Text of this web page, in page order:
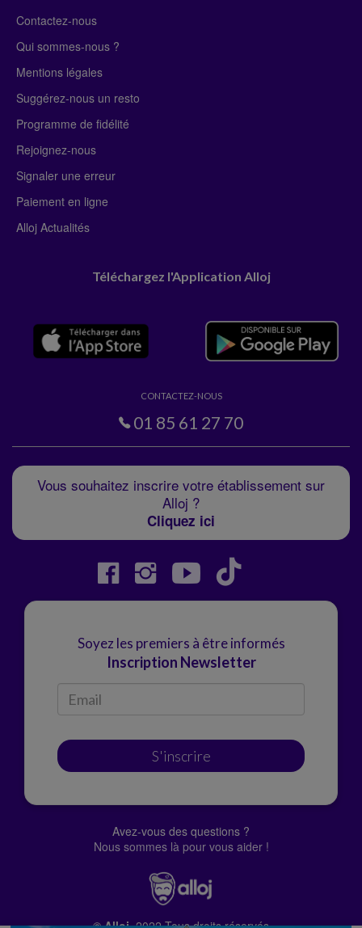
Contactez-nous
Qui sommes-nous ?
Mentions légales
Suggérez-nous un resto
Programme de fidélité
Rejoignez-nous
Signaler une erreur
Paiement en ligne
Alloj Actualités
Téléchargez l'Application Alloj
CONTACTEZ-NOUS
01 85 61 27 70
Vous souhaitez inscrire votre établissement sur
Alloj ?
Cliquez ici
Soyez les premiers à être informés
Inscription Newsletter
S'inscrire
Avez-vous des questions ?
Nous sommes là pour vous aider !